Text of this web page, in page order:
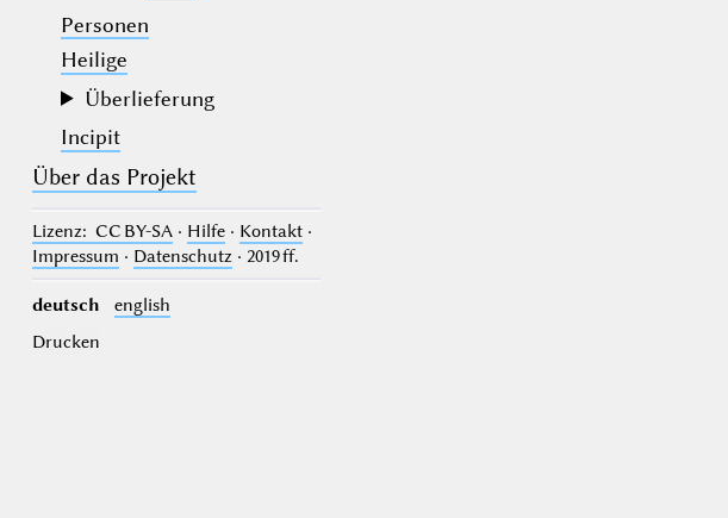
Personen
Heilige
Überlieferung
Incipit
Über das Projekt
Lizenz: CC BY-SA· Hilfe· Kontakt·
Impressum · Datenschutz· 2019 ff.
deutsch
english
Drucken